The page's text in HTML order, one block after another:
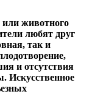
или животного
любят друг
так и
и отсутствия
Искусственное